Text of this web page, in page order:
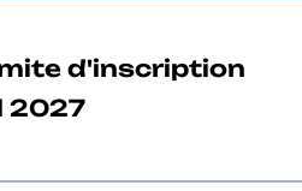
d'inscription
2027